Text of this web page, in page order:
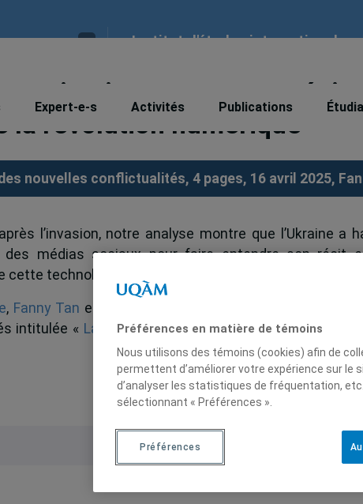
Institut d'études internationales
Expert-e-s Activités Publications
comme stratégie
la révolution numérique
nouvelles conflictualités, 4 pages, 16 avril 2025,
l’invasion, notre analyse montre que l’Ukraine a
des médias sociaux pour faire entendre son récit
cette technologie numérique. »
, Fanny Tan et Charlotte Vincent signent la plus
intitulée « La communication comme stratégie de
Préférences en matière de témoins
Nous utilisons des témoins (cookies) afin de
permettent d’améliorer votre expérience sur le
d’analyser les statistiques de fréquentation,
sélectionnant « Préférences ».
Préférences